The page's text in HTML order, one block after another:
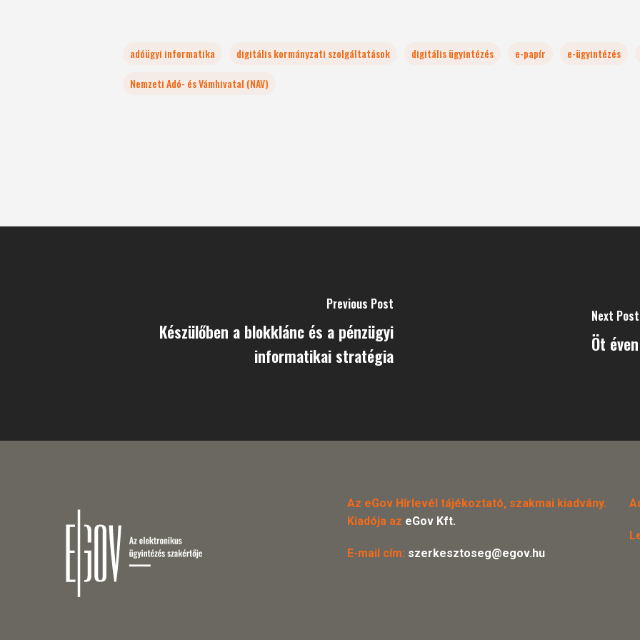
adóügyi informatika digitális kormányzati szolgáltatások digitális ügyintézés e-papír e-ügyintézés
Nemzeti Adó- és Vámhivatal (NAV)
Previous Post
Készülőben a blokklánc és a pénzügyi
informatikai stratégia
Next Post
Öt
Az eGov Hírlevél tájékoztató, szakmai kiadvány.
Kiadója az eGov Kft.
E-mail cím: szerkesztoseg@egov.hu